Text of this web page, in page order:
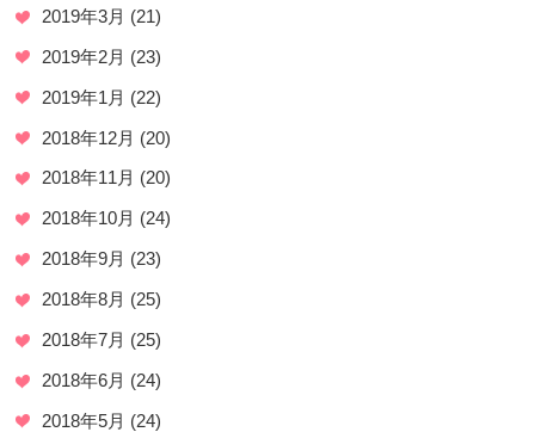
2019年3月 (21)
2019年2月 (23)
2019年1月 (22)
2018年12月 (20)
2018年11月 (20)
2018年10月 (24)
2018年9月 (23)
2018年8月 (25)
2018年7月 (25)
2018年6月 (24)
2018年5月 (24)